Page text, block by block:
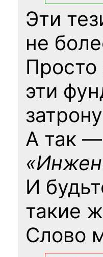
Эти
не
эти
А так
И
такие
Слово